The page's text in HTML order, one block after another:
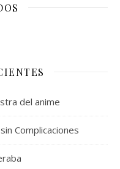
del anime
Complicaciones